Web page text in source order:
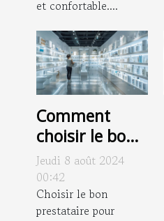
et confortable....
Comment
choisir le bon
prestataire
pour vos
besoins en
Jeudi 8 août 2024
00:42
Choisir le bon
prestataire pour